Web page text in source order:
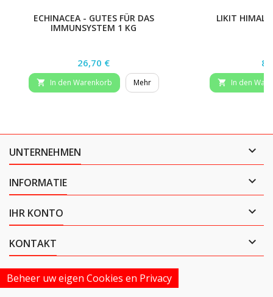
ECHINACEA - GUTES FÜR DAS
IMMUNSYSTEM 1 KG
Preis
26,70 €
 In den Warenkorb Mehr
LIKIT
 In den
UNTERNEHMEN 
INFORMATIE 
IHR KONTO 
KONTAKT 
Beheer uw eigen Cookies en Privacy